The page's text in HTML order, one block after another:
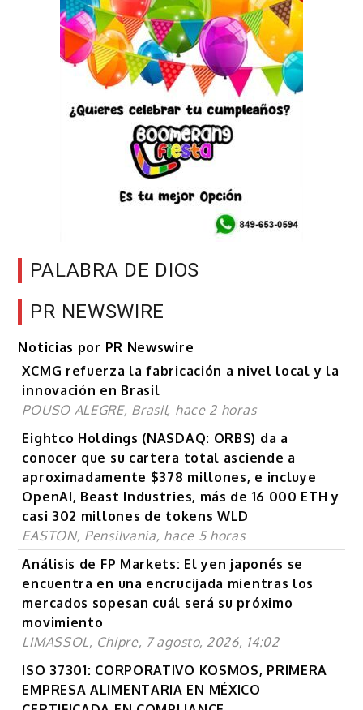
PALABRA DE DIOS
PR NEWSWIRE
Noticias por PR Newswire
XCMG refuerza la fabricación a nivel local y la
innovación en Brasil
POUSO ALEGRE, Brasil, hace 2 horas
Eightco Holdings (NASDAQ: ORBS) da a
conocer que su cartera total asciende a
aproximadamente $378 millones, e incluye
OpenAI, Beast Industries, más de 16 000 ETH y
casi 302 millones de tokens WLD
EASTON, Pensilvania, hace 5 horas
Análisis de FP Markets: El yen japonés se
encuentra en una encrucijada mientras los
mercados sopesan cuál será su próximo
movimiento
LIMASSOL, Chipre, 7 agosto, 2026, 14:02
ISO 37301: CORPORATIVO KOSMOS, PRIMERA
EMPRESA ALIMENTARIA EN MÉXICO